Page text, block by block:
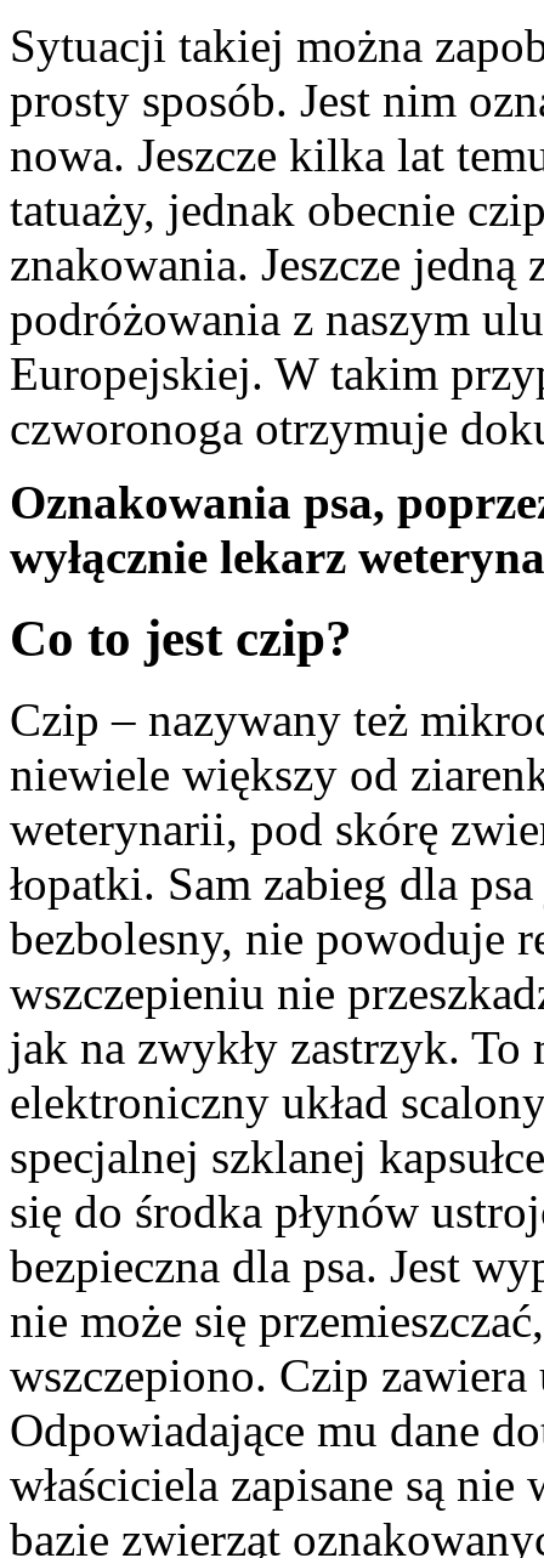
Sytuacji takiej można
prosty sposób. Jest nim
nowa. Jeszcze kilka lat
tatuaży, jednak obecnie
znakowania. Jeszcze
podróżowania z naszym
Europejskiej. W takim
czworonoga otrzymuje
Oznakowania psa,
wyłącznie lekarz
Co to jest czip?
Czip – nazywany też
niewiele większy od
weterynarii, pod skórę
łopatki. Sam zabieg dla
bezbolesny, nie powoduje
wszczepieniu nie
jak na zwykły zastrzyk. To
elektroniczny układ
specjalnej szklanej
się do środka płynów
bezpieczna dla psa. Jest
nie może się
wszczepiono. Czip
Odpowiadające mu dane
właściciela zapisane są
bazie zwierząt